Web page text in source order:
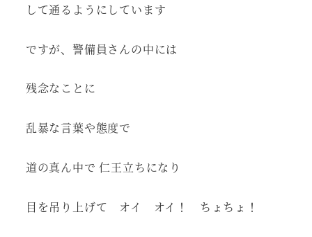
して通るようにしています
ですが、警備員さんの中には
残念なことに
乱暴な言葉や態度で
道の真ん中で 仁王立ちになり
目を吊り上げて オイ オイ！ ちょちょ！